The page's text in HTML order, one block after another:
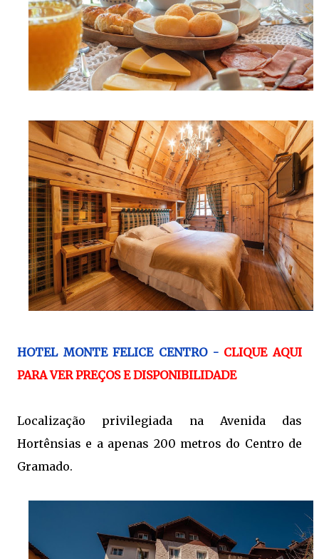
HOTEL MONTE FELICE CENTRO - CLIQUE AQUI
PARA VER PREÇOS E DISPONIBILIDADE
Localização privilegiada na Avenida das
Hortênsias e a apenas 200 metros do Centro de
Gramado.